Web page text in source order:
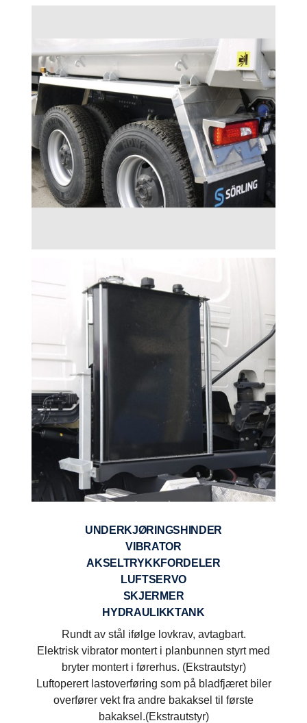
UNDERKJØRINGSHINDER
VIBRATOR
AKSELTRYKKFORDELER
LUFTSERVO
SKJERMER
HYDRAULIKKTANK
Rundt av stål ifølge lovkrav, avtagbart.
Elektrisk vibrator montert i planbunnen styrt med
bryter montert i førerhus. (Ekstrautstyr)
Luftoperert lastoverføring som på bladfjæret biler
overfører vekt fra andre bakaksel til første
bakaksel.(Ekstrautstyr)